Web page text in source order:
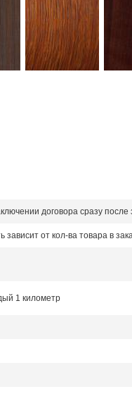
договора сразу после
зависит от кол-ва товара в
1 километр